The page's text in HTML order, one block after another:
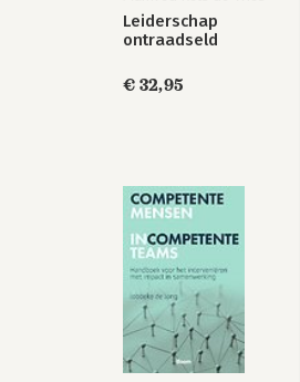
Leiderschap
ontraadseld
€ 32,95